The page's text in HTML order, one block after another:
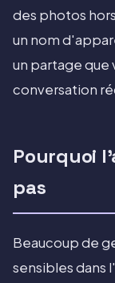
des photos
un nom
un partage que
conversation
Pourquoi
pas
Beaucoup de
sensibles dans